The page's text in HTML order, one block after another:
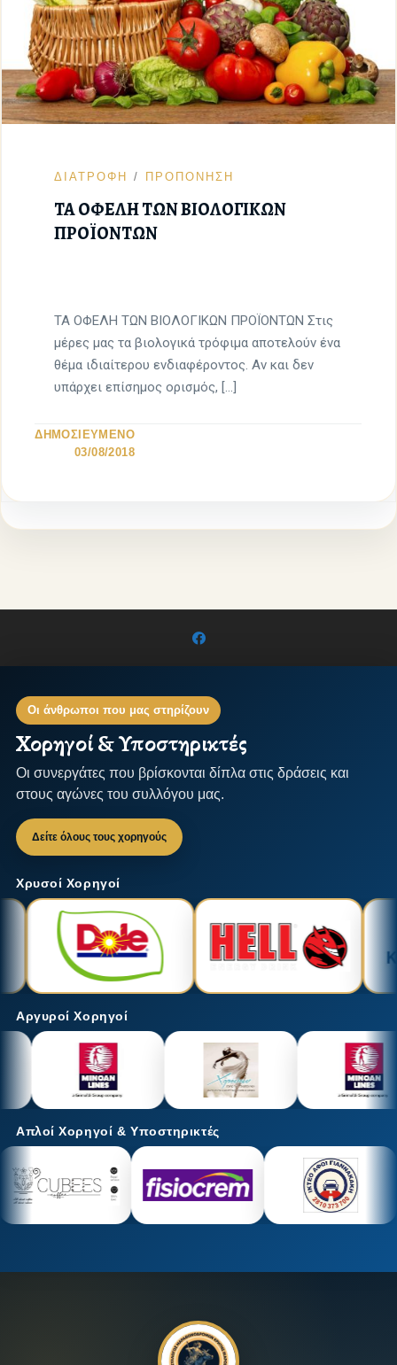
ΔΙΑΤΡΟΦΗ ΠΡΟΠΟΝΗΣΗ
ΤΑ ΟΦΕΛΗ ΤΩΝ ΒΙΟΛΟΓΙΚΩΝ
ΠΡΟΪΟΝΤΩΝ
ΤΑ ΟΦΕΛΗ ΤΩΝ ΒΙΟΛΟΓΙΚΩΝ ΠΡΟΪΟΝΤΩΝ Στις
μέρες μας τα βιολογικά τρόφιμα αποτελούν ένα
θέμα ιδιαίτερου ενδιαφέροντος. Αν και δεν
υπάρχει επίσημος ορισμός, […]
ΔΗΜΟΣΙΕΥΜΕΝΟ
03/08/2018
Οι άνθρωποι που μας στηρίζουν
Χορηγοί & Υποστηρικτές
Οι συνεργάτες που βρίσκονται δίπλα στις δράσεις και
στους αγώνες του συλλόγου μας.
Δείτε όλους τους χορηγούς
Χρυσοί Χορηγοί
Αργυροί Χορηγοί
Απλοί Χορηγοί & Υποστηρικτές